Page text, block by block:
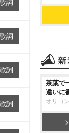
歌詞
歌詞
歌詞
歌詞
茶葉で
違いに
オリコ